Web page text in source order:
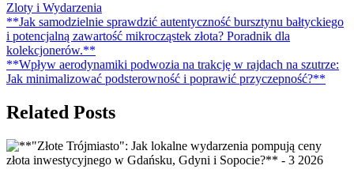
Zloty i Wydarzenia
Nawigacja
wpisu
**Jak samodzielnie sprawdzić autentyczność bursztynu bałtyckiego
i potencjalną zawartość mikrocząstek złota? Poradnik dla
kolekcjonerów.**
**Wpływ aerodynamiki podwozia na trakcję w rajdach na szutrze:
Jak minimalizować podsterowność i poprawić przyczepność?**
Related Posts